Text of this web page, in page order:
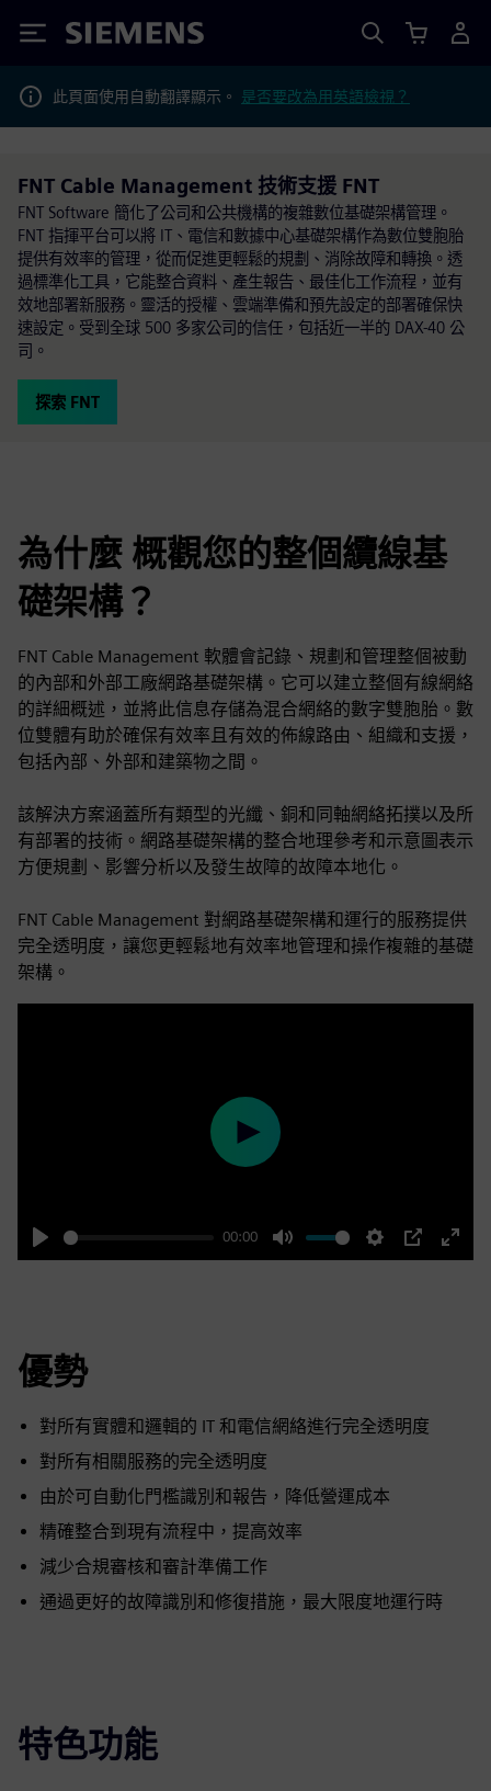
Siemens
此頁面使用自動翻譯顯示。 是否要改為用英語檢視？
FNT Cable Management 技術支援 FNT
FNT Software 簡化了公司和公共機構的複雜數位基礎架構管理。
FNT 指揮平台可以將 IT、電信和數據中心基礎架構作為數位雙胞胎
提供有效率的管理，從而促進更輕鬆的規劃、消除故障和轉換。透
過標準化工具，它能整合資料、產生報告、最佳化工作流程，並有
效地部署新服務。靈活的授權、雲端準備和預先設定的部署確保快
速設定。受到全球 500 多家公司的信任，包括近一半的 DAX-40 公
司。
探索 FNT
為什麼 概觀您的整個纜線基
礎架構？
FNT Cable Management 軟體會記錄、規劃和管理整個被動
的內部和外部工廠網路基礎架構。它可以建立整個有線網絡
的詳細概述，並將此信息存儲為混合網絡的數字雙胞胎。數
位雙體有助於確保有效率且有效的佈線路由、組織和支援，
包括內部、外部和建築物之間。
該解決方案涵蓋所有類型的光纖、銅和同軸網絡拓撲以及所
有部署的技術。網路基礎架構的整合地理參考和示意圖表示
方便規劃、影響分析以及發生故障的故障本地化。
FNT Cable Management 對網路基礎架構和運行的服務提供
完全透明度，讓您更輕鬆地有效率地管理和操作複雜的基礎
架構。
Play
00:00
Mute Settings
PIP
Enter
Play
優勢
對所有實體和邏輯的 IT 和電信網絡進行完全透明度
對所有相關服務的完全透明度
由於可自動化門檻識別和報告，降低營運成本
精確整合到現有流程中，提高效率
減少合規審核和審計準備工作
通過更好的故障識別和修復措施，最大限度地運行時
特色功能